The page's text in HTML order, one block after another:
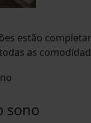
estão
as
sono